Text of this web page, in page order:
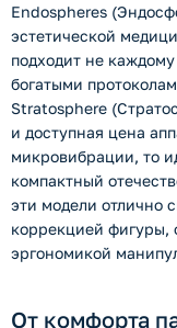
Endospheres
эстетической
подходит не
богатыми
Stratosphere
и доступная цена
микровибрации, то
компактный
эти модели отлично
коррекцией фигуры,
эргономикой
От комфорта